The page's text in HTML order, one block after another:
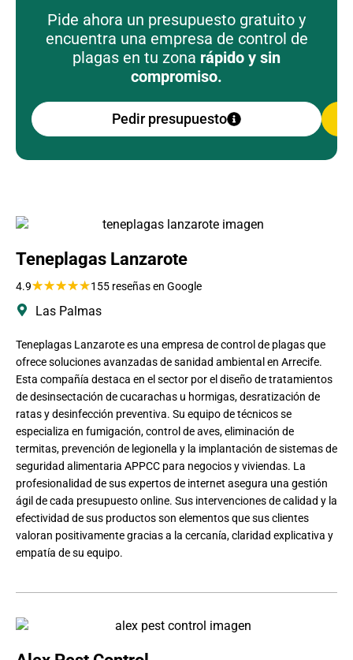
Pide ahora un presupuesto gratuito y
encuentra una empresa de control de
plagas en tu zona rápido y sin
compromiso.
Pedir presupuesto
Teneplagas Lanzarote
4.9★★★★★155 reseñas en Google
Las Palmas
Teneplagas Lanzarote es una empresa de control de plagas que
ofrece soluciones avanzadas de sanidad ambiental en Arrecife.
Esta compañía destaca en el sector por el diseño de tratamientos
de desinsectación de cucarachas u hormigas, desratización de
ratas y desinfección preventiva. Su equipo de técnicos se
especializa en fumigación, control de aves, eliminación de
termitas, prevención de legionella y la implantación de sistemas de
seguridad alimentaria APPCC para negocios y viviendas. La
profesionalidad de sus expertos de internet asegura una gestión
ágil de cada presupuesto online. Sus intervenciones de calidad y la
efectividad de sus productos son elementos que sus clientes
valoran positivamente gracias a la cercanía, claridad explicativa y
empatía de su equipo.